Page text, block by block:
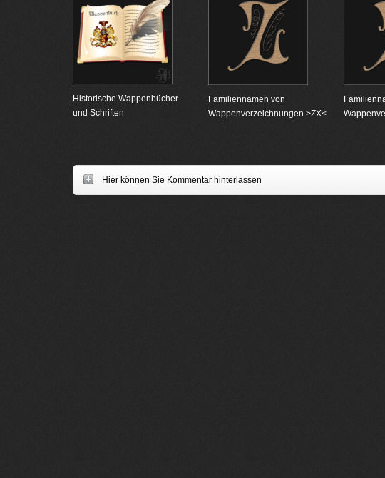
Historische Wappenbücher
und Schriften
Familiennamen von
Wappenverzeichnungen >ZX<
Hier können Sie Kommentar hinterlassen